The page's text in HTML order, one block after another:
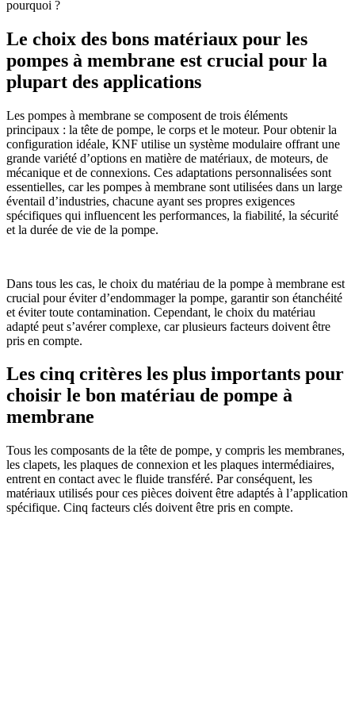
pourquoi ?
Le choix des bons matériaux pour les
pompes à membrane est crucial pour la
plupart des applications
Les pompes à membrane se composent de trois éléments
principaux : la tête de pompe, le corps et le moteur. Pour obtenir la
configuration idéale, KNF utilise un système modulaire offrant une
grande variété d’options en matière de matériaux, de moteurs, de
mécanique et de connexions. Ces adaptations personnalisées sont
essentielles, car les pompes à membrane sont utilisées dans un large
éventail d’industries, chacune ayant ses propres exigences
spécifiques qui influencent les performances, la fiabilité, la sécurité
et la durée de vie de la pompe.
Dans tous les cas, le choix du matériau de la pompe à membrane est
crucial pour éviter d’endommager la pompe, garantir son étanchéité
et éviter toute contamination. Cependant, le choix du matériau
adapté peut s’avérer complexe, car plusieurs facteurs doivent être
pris en compte.
Les cinq critères les plus importants pour
choisir le bon matériau de pompe à
membrane
Tous les composants de la tête de pompe, y compris les membranes,
les clapets, les plaques de connexion et les plaques intermédiaires,
entrent en contact avec le fluide transféré. Par conséquent, les
matériaux utilisés pour ces pièces doivent être adaptés à l’application
spécifique. Cinq facteurs clés doivent être pris en compte.